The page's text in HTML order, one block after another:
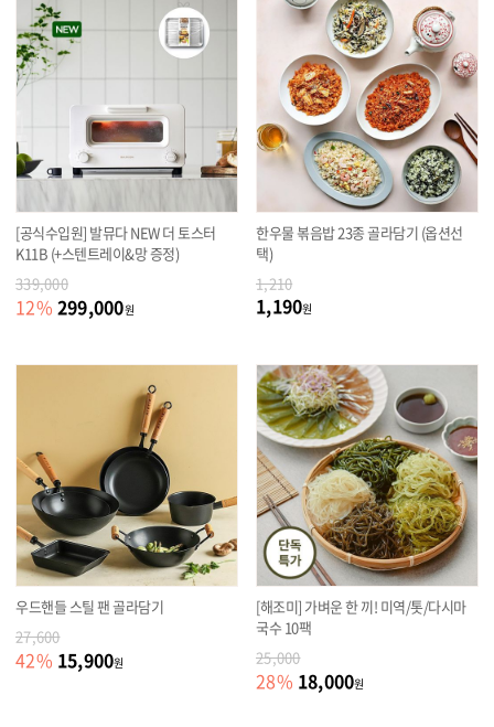
[공식수입원] 발뮤다 NEW 더 토스터
K11B (+스텐트레이&망 증정)
339,000
12% 299,000원
한우물 볶음밥 23종 골라담기 (옵션선
택)
1,210
1,190원
우드핸들 스틸 팬 골라담기
27,600
42% 15,900원
[해조미] 가벼운 한 끼! 미역/톳/다시마
국수 10팩
25,000
28% 18,000원